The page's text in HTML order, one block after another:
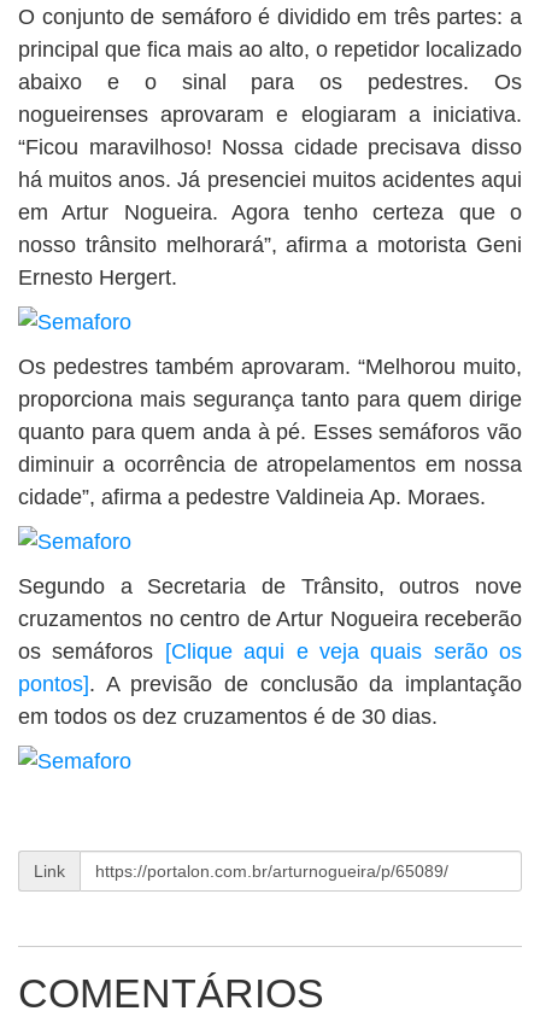
O conjunto de semáforo é dividido em três partes: a
principal que fica mais ao alto, o repetidor localizado
abaixo e o sinal para os pedestres. Os
nogueirenses aprovaram e elogiaram a iniciativa.
“Ficou maravilhoso! Nossa cidade precisava disso
há muitos anos. Já presenciei muitos acidentes aqui
em Artur Nogueira. Agora tenho certeza que o
nosso trânsito melhorará”, afirma a motorista Geni
Ernesto Hergert.
Os pedestres também aprovaram. “Melhorou muito,
proporciona mais segurança tanto para quem dirige
quanto para quem anda à pé. Esses semáforos vão
diminuir a ocorrência de atropelamentos em nossa
cidade”, afirma a pedestre Valdineia Ap. Moraes.
Segundo a Secretaria de Trânsito, outros nove
cruzamentos no centro de Artur Nogueira receberão
os semáforos [Clique aqui e veja quais serão os
pontos]. A previsão de conclusão da implantação
em todos os dez cruzamentos é de 30 dias.
Link
COMENTÁRIOS